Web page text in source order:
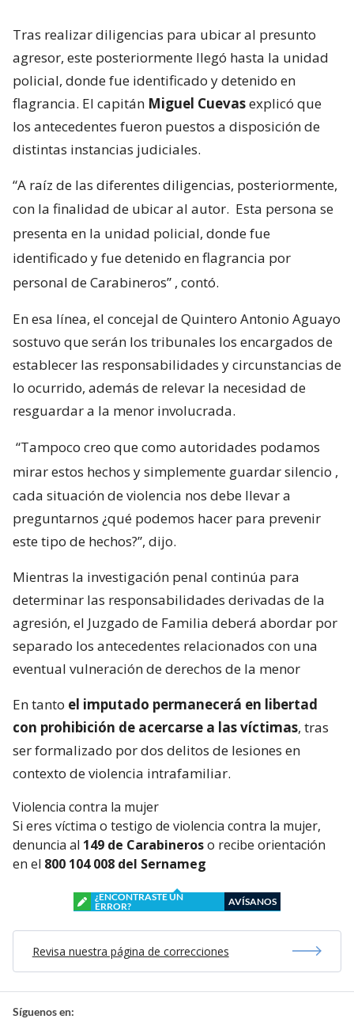
Tras realizar diligencias para ubicar al presunto
agresor, este posteriormente llegó hasta la unidad
policial, donde fue identificado y detenido en
flagrancia. El capitán Miguel Cuevasexplicó que
los antecedentes fueron puestos a disposición de
distintas instancias judiciales.
“A raíz de las diferentes diligencias, posteriormente,
con la finalidad de ubicar al autor. Esta persona se
presenta en la unidad policial, donde fue
identificado y fue detenido en flagrancia por
personal de Carabineros” , contó.
En esa línea, el concejal de Quintero Antonio Aguayo
sostuvo que serán los tribunales los encargados de
establecer las responsabilidades y circunstancias de
lo ocurrido, además de relevar la necesidad de
resguardar a la menor involucrada.
“Tampoco creo que como autoridades podamos
mirar estos hechos y simplemente guardar silencio ,
cada situación de violencia nos debe llevar a
preguntarnos ¿qué podemos hacer para prevenir
este tipo de hechos?”, dijo.
Mientras la investigación penal continúa para
determinar las responsabilidades derivadas de la
agresión, el Juzgado de Familia deberá abordar por
separado los antecedentes relacionados con una
eventual vulneración de derechos de la menor
En tanto el imputado permanecerá en libertad
con prohibición de acercarse a las víctimas, tras
ser formalizado por dos delitos de lesiones en
contexto de violencia intrafamiliar.
Violencia contra la mujer
Si eres víctima o testigo de violencia contra la mujer,
denuncia al 149 de Carabineroso recibe orientación
en el 800 104 008 del Sernameg
¿ENCONTRASTE UN
ERROR?
AVÍSANOS
Revisa nuestra página de correcciones
Síguenos en: